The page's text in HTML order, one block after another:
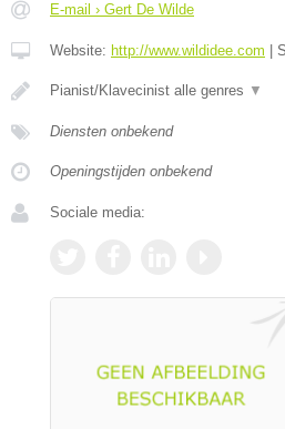
E-mail › Gert De Wilde
Website: http://www.wildidee.com
Pianist/Klavecinist alle genres ▼
Diensten onbekend
Openingstijden onbekend
Sociale media: